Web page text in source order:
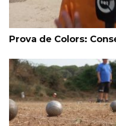
Prova de Colors: